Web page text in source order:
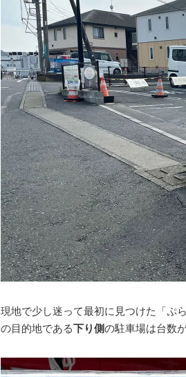
現地で少し迷って最初に見つけた「ぷ
の目的地である下り側の駐車場は台数